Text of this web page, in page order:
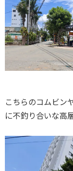
こちらのコムビン
に不釣り合いな高